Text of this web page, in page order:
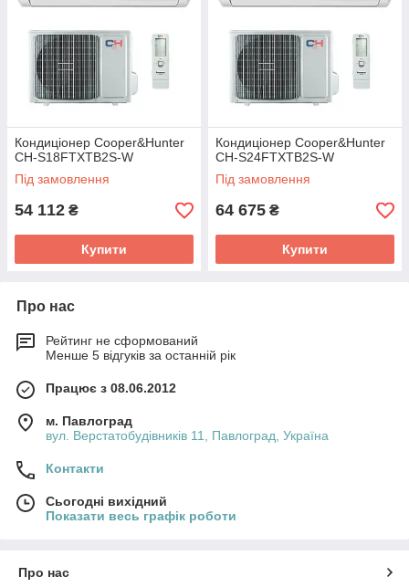
Кондиціонер Cooper&Hunter
CH-S18FTXTB2S-W
Під замовлення
54 112 ₴
Купити
Кондиціонер Cooper&Hunter
CH-S24FTXTB2S-W
Під замовлення
64 675 ₴
Купити
Про нас
Рейтинг не сформований
Менше 5 відгуків за останній рік
Працює з 08.06.2012
м. Павлоград
вул. Верстатобудівників 11, Павлоград, Україна
Контакти
Сьогодні вихідний
Показати весь графік роботи
Про нас